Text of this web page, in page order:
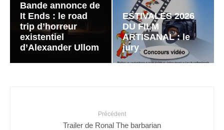
Bande annonce de
It Ends : le road
trip d’horreur
existentiel
d’Alexander Ullom
ESTIVALES 2026
DU FILM
ARTISANAL : le
jury
Précédent
Trailer de Ronal The barbarian